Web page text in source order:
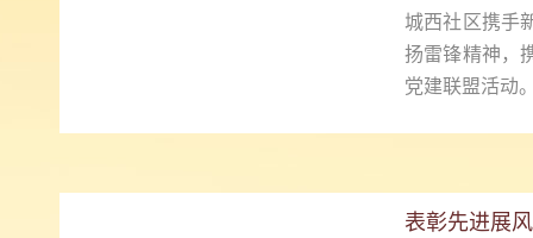
城西社区携手
扬雷锋精神，
党建联盟活动
表彰先进展